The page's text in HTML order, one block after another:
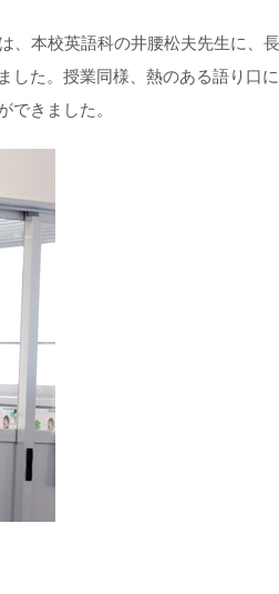
、本校英語科の井腰松夫先生に、
した。授業同様、熱のある語り口
できました。